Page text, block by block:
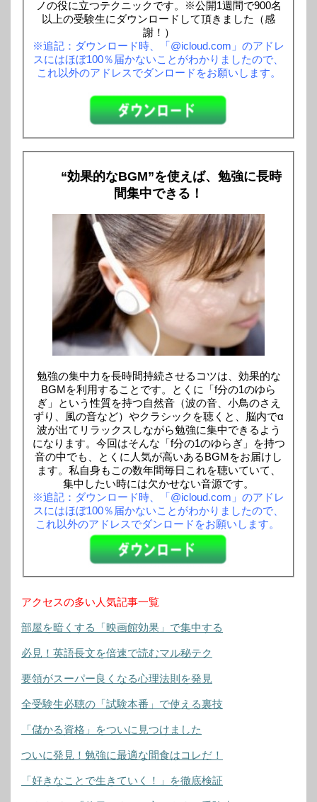
ノの役に立つテクニックです。※公開1週間で900名
以上の受験生にダウンロードして頂きました（感
謝！）
※追記：ダウンロード時、「@icloud.com」のアドレ
スにはほぼ100％届かないことがわかりましたので、
これ以外のアドレスでダンロードをお願いします。
“効果的なBGM”を使えば、勉強に長時
間集中できる！
勉強の集中力を長時間持続させるコツは、効果的な
BGMを利用することです。とくに「f分の1のゆら
ぎ」という性質を持つ自然音（波の音、小鳥のさえ
ずり、風の音など）やクラシックを聴くと、脳内でα
波が出てリラックスしながら勉強に集中できるよう
になります。今回はそんな「f分の1のゆらぎ」を持つ
音の中でも、とくに人気が高いあるBGMをお届けし
ます。私自身もこの数年間毎日これを聴いていて、
集中したい時には欠かせない音源です。
※追記：ダウンロード時、「@icloud.com」のアドレ
スにはほぼ100％届かないことがわかりましたので、
これ以外のアドレスでダンロードをお願いします。
アクセスの多い人気記事一覧
部屋を暗くする「映画館効果」で集中する
必見！英語長文を倍速で読むマル秘テク
要領がスーパー良くなる心理法則を発見
全受験生必聴の「試験本番」で使える裏技
「儲かる資格」をついに見つけました
ついに発見！勉強に最適な間食はコレだ！
「好きなことで生きていく！」を徹底検証